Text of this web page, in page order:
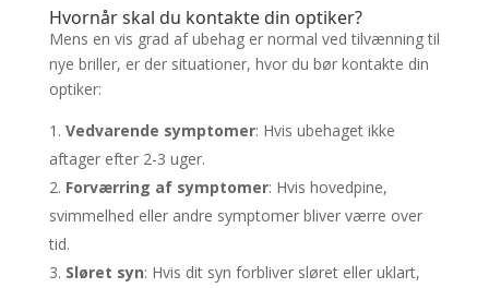
Hvornår skal du kontakte din optiker?
Mens en vis grad af ubehag er normal ved tilvænning til
nye briller, er der situationer, hvor du bør kontakte din
optiker:
Vedvarende symptomer: Hvis ubehaget ikke
aftager efter 2-3 uger.
Forværring af symptomer: Hvis hovedpine,
svimmelhed eller andre symptomer bliver værre over
tid.
Sløret syn: Hvis dit syn forbliver sløret eller uklart,